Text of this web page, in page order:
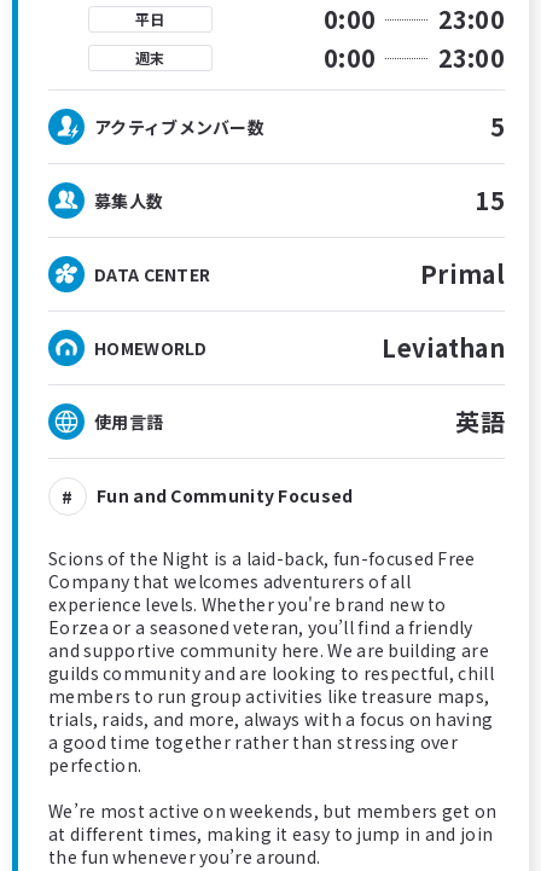
平日 0:00 23:00
週末 0:00 23:00
アクティブメンバー数 5
募集人数 15
DATA CENTER Primal
HOMEWORLD Leviathan
使用言語 英語
Fun and Community Focused
Scions of the Night is a laid-back, fun-focused Free
Company that welcomes adventurers of all
experience levels. Whether you're brand new to
Eorzea or a seasoned veteran, you’ll find a friendly
and supportive community here. We are building are
guilds community and are looking to respectful, chill
members to run group activities like treasure maps,
trials, raids, and more, always with a focus on having
a good time together rather than stressing over
perfection.
We’re most active on weekends, but members get on
at different times, making it easy to jump in and join
the fun whenever you’re around.